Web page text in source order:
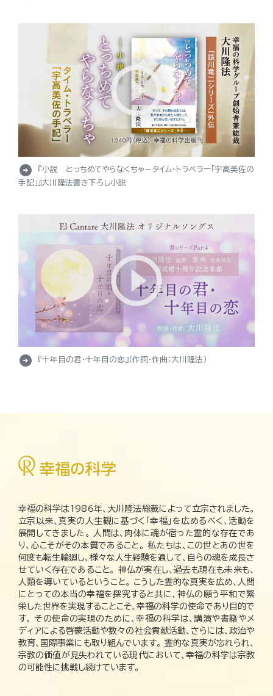
arrow_circle_right
『小説 とっちめてやらなくちゃ－タイム・トラベラー「宇高美佐の
手記」』大川隆法書き下ろし小説
arrow_circle_right 『十年目の君・十年目の恋』（作詞・作曲：大川隆法）
幸福の科学は1986年、大川隆法総裁によって立宗されました。
立宗以来、真実の人生観に基づく「幸福」を広めるべく、活動を
展開してきました。 人間は、肉体に魂が宿った霊的な存在であ
り、心こそがその本質であること。 私たちは、この世とあの世を
何度も転生輪廻し、様々な人生経験を通して、自らの魂を成長さ
せていく存在であること。 神仏が実在し、過去も現在も未来も、
人類を導いているということ。 こうした霊的な真実を広め、人間
にとっての本当の幸福を探究すると共に、神仏の願う平和で繁
栄した世界を実現することこそ、幸福の科学の使命であり目的で
す。 その使命の実現のために、幸福の科学は、講演や書籍やメ
ディアによる啓蒙活動や数々の社会貢献活動、さらには、政治や
教育、国際事業にも取り組んでいます。 霊的な真実が忘れられ、
宗教の価値が見失われている現代において、幸福の科学は宗教
の可能性に挑戦し続けています。